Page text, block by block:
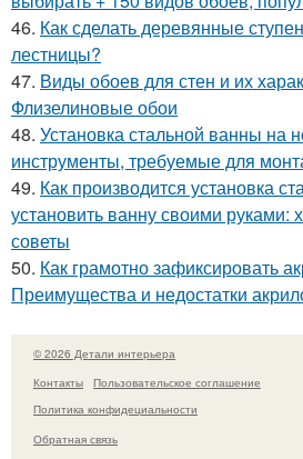
46. Как сделать деревянные
лестницы?
47. Виды обоев для стен и их
Флизелиновые обои
48. Установка стальной ванны на
инструменты, требуемые для
49. Как производится установка
установить ванну своими руками:
советы
50. Как грамотно зафиксировать
Преимущества и недостатки
© 2026 Детали интерьера
Контакты
Пользовательское соглашение
Политика конфидециальности
Обратная связь